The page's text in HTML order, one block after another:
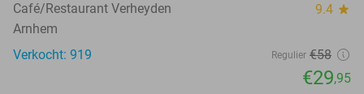
Café/Restaurant Verheyden 9.4 star
Arnhem
Verkocht: 919
Regulier €58
€29,95